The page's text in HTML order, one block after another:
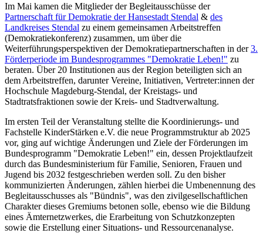
Im Mai kamen die Mitglieder der Begleitausschüsse der
Partnerschaft für Demokratie der Hansestadt Stendal & des
Landkreises Stendal zu einem gemeinsamen Arbeitstreffen
(Demokratiekonferenz) zusammen, um über die
Weiterführungsperspektiven der Demokratiepartnerschaften in der3.
Förderperiode im Bundesprogrammes "Demokratie Leben!" zu
beraten. Über 20 Institutionen aus der Region beteiligten sich an
dem Arbeitstreffen, darunter Vereine, Initiativen, Vertreter:innen der
Hochschule Magdeburg-Stendal, der Kreistags- und
Stadtratsfraktionen sowie der Kreis- und Stadtverwaltung.
Im ersten Teil der Veranstaltung stellte die Koordinierungs- und
Fachstelle KinderStärken e.V. die neue Programmstruktur ab 2025
vor, ging auf wichtige Änderungen und Ziele der Förderungen im
Bundesprogramm "Demokratie Leben!" ein, dessen Projektlaufzeit
durch das Bundesministerium für Familie, Senioren, Frauen und
Jugend bis 2032 festgeschrieben werden soll. Zu den bisher
kommunizierten Änderungen, zählen hierbei die Umbenennung des
Begleitausschusses als "Bündnis", was den zivilgesellschaftlichen
Charakter dieses Gremiums betonen solle, ebenso wie die Bildung
eines Ämternetzwerkes, die Erarbeitung von Schutzkonzepten
sowie die Erstellung einer Situations- und Ressourcenanalyse.